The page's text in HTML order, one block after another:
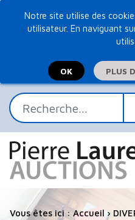
Notre site utilise des
utilisateur. En naviguant
PLUS
Vous êtes ici : Accueil ›